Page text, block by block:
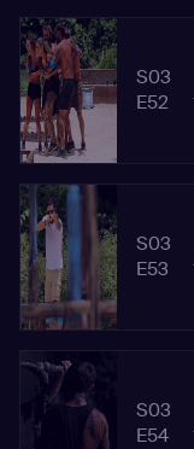
S03
E52
S03
E53
S03
E54